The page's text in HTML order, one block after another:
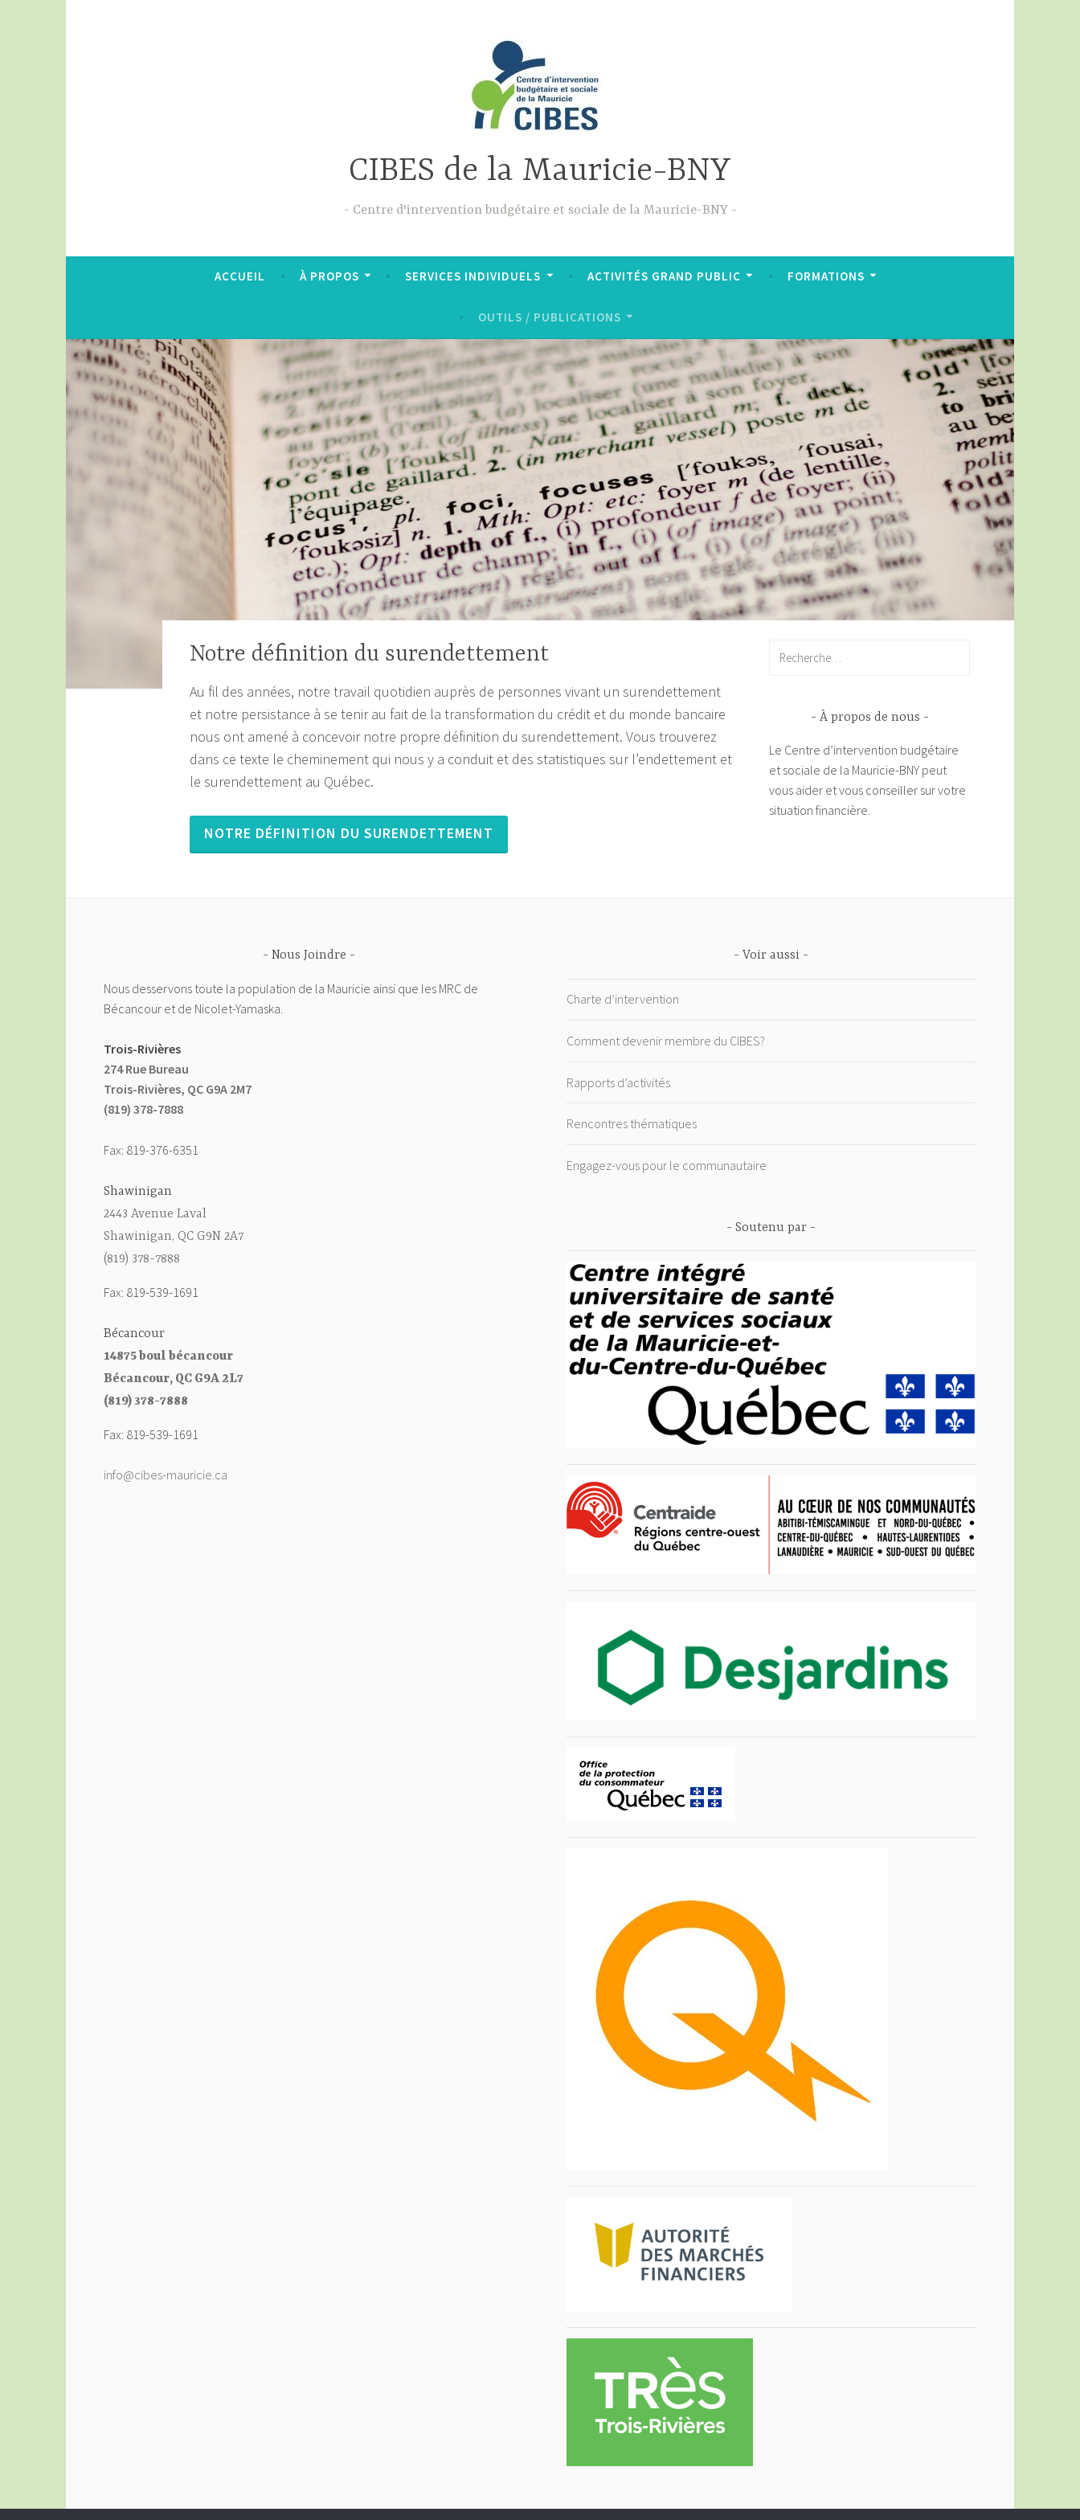
CIBES de la Mauricie-BNY
Centre d'intervention budgétaire et sociale de la Mauricie-BNY
ACCUEIL À PROPOS SERVICES INDIVIDUELS ACTIVITÉS GRAND PUBLIC FORMATIONS
OUTILS / PUBLICATIONS
Notre définition du surendettement
Au fil des années, notre travail quotidien auprès de personnes vivant un surendettement
et notre persistance à se tenir au fait de la transformation du crédit et du monde bancaire
nous ont amené à concevoir notre propre définition du surendettement. Vous trouverez
dans ce texte le cheminement qui nous y a conduit et des statistiques sur l’endettement et
le surendettement au Québec.
NOTRE DÉFINITION DU SURENDETTEMENT
À propos de nous
Le Centre d’intervention budgétaire
et sociale de la Mauricie-BNY peut
vous aider et vous conseiller sur votre
situation financière.
Nous Joindre
Nous desservons toute la population de la Mauricie ainsi que les MRC de
Bécancour et de Nicolet-Yamaska.
Trois-Rivières
274 Rue Bureau
Trois-Rivières, QC G9A 2M7
(819) 378-7888
Fax: 819-376-6351
Shawinigan
2443 Avenue Laval
Shawinigan, QC G9N 2A7
(819) 378-7888
Fax: 819-539-1691
Bécancour
14875 boul bécancour
Bécancour, QC G9A 2L7
(819) 378-7888
Fax: 819-539-1691
info@cibes-mauricie.ca
Voir aussi
Charte d’intervention
Comment devenir membre du CIBES?
Rapports d’activités
Rencontres thématiques
Engagez-vous pour le communautaire
Soutenu par